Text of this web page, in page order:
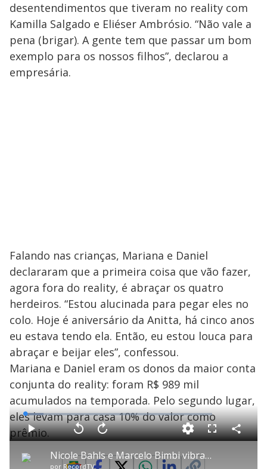
desentendimentos que tiveram no reality com
Kamilla Salgado e Eliéser Ambrósio. “Não vale a
pena (brigar). A gente tem que passar um bom
exemplo para os nossos filhos”, declarou a
empresária.
Falando nas crianças, Mariana e Daniel
declararam que a primeira coisa que vão fazer,
agora fora do reality, é abraçar os quatro
herdeiros. “Estou alucinada para pegar eles no
colo. Hoje é aniversário da Anitta, há cinco anos
eu estava tendo ela. Então, eu estou louca para
abraçar e beijar eles”, confessou.
Mariana e Daniel eram os donos da maior conta
conjunta do reality: foram R$ 989 mil
acumulados na temporada. Pelo segundo lugar,
eles levam para casa 10% do valor como
prêmio.
P Nicole Bahls e Marcelo Bimbi vibram muito após anúncio de vitória
por RecordTV
P V
t
a
A
a
n
ç
L
o
a
d
e F C
o